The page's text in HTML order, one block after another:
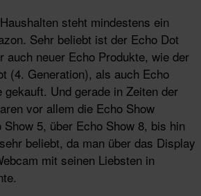
steht mindestens ein
Sehr beliebt ist der Echo Dot
auch neuer Echo Produkte, wie der
(4. Generation), als auch Echo
gekauft. Und gerade in Zeiten der
vor allem die Echo Show
5, über Echo Show 8, bis hin
beliebt, da man über das Display
mit seinen Liebsten in